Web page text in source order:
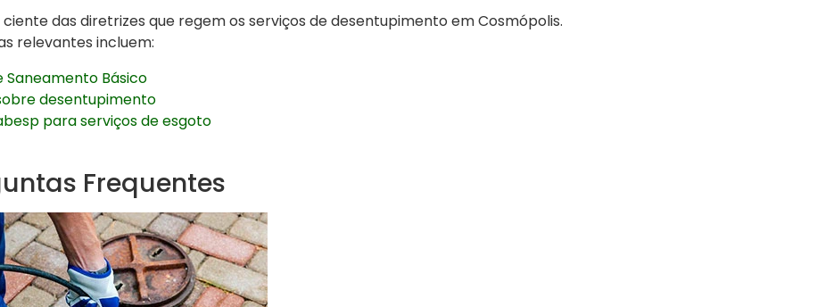
das diretrizes que regem os serviços de desentupimento em Cosmópolis.
relevantes incluem:
Saneamento Básico
desentupimento
para serviços de esgoto
Frequentes